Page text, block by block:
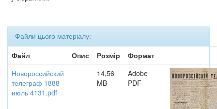
Файли цього матеріалу:
Файл
Опис Розмір
Формат
Новороссийский
телеграф 1888
июль 4131.pdf
14,56
MB
Adobe
PDF